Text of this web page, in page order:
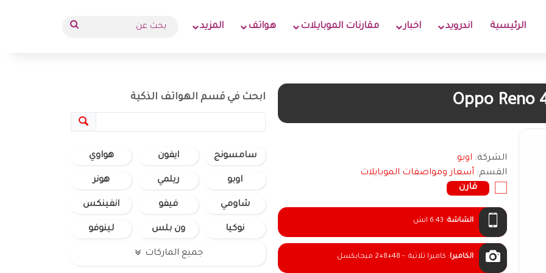
الرئيسية اندرويد اخبار مقارنات الموبايلات هواتف المزيد بحث
Oppo Reno
الشركة: اوبو
القسم: أسعار ومواصفات الموبايلات
قارن
الشاشة: 6.43 انش
الكاميرا: كاميرا ثلاثية :- 48+8+2 ميجابكسل
ابحث في قسم الهواتف الذكية
سامسونج ايفون هواوي
اوبو ريلمي هونر
شاومي فيفو انفينكس
نوكيا ون بلس لينوفو
جميع الماركات